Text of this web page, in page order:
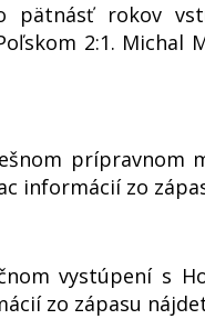
pätnásť rokov
2:1. Michal
prípravnom
informácií zo
vystúpení s
zo zápasu